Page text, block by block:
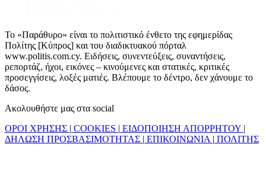
Το «Παράθυρο» είναι το πολιτιστικό ένθετο της εφημερίδας
Πολίτης [Κύπρος] και του διαδικτυακού πόρταλ
www.politis.com.cy. Ειδήσεις, συνεντεύξεις, συναντήσεις,
ρεπορτάζ, ήχοι, εικόνες – κινούμενες και στατικές, κριτικές
προσεγγίσεις, λοξές ματιές. Βλέπουμε το δέντρο, δεν χάνουμε το
δάσος.
Ακολουθήστε μας στα social
ΟΡΟΙ ΧΡΗΣΗΣ | COOKIES | ΕΙΔΟΠΟΙΗΣΗ ΑΠΟΡΡΗΤΟΥ |
ΔΗΛΩΣΗ ΠΡΟΣΒΑΣΙΜΟΤΗΤΑΣ | ΕΠΙΚΟΙΝΩΝΙΑ | ΠΟΛΙΤΗΣ